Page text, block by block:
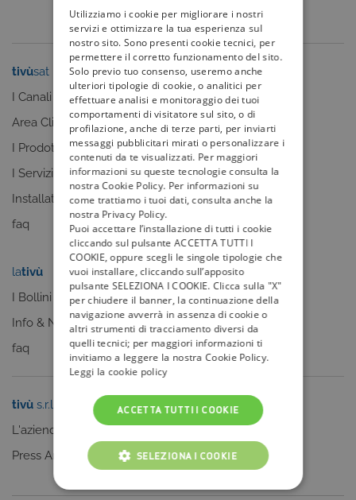
tivùsat
I Canali
Area Clienti
I Prodotti
I Servizi
Installatori
faq
tivùla guida
I programmi
I canali
La Guida +
faq
lativù
I Bollini
Info & News
faq
mytivù
tivù s.r.l.
L'azienda
Press Area
Sei un editore?
Clicca qui
Utilizziamo i cookie per migliorare i nostri
servizi e ottimizzare la tua esperienza sul
nostro sito. Sono presenti cookie tecnici, per
permettere il corretto funzionamento del sito.
Solo previo tuo consenso, useremo anche
ulteriori tipologie di cookie, o analitici per
effettuare analisi e monitoraggio dei tuoi
comportamenti di visitatore sul sito, o di
profilazione, anche di terze parti, per inviarti
messaggi pubblicitari mirati o personalizzare i
contenuti da te visualizzati. Per maggiori
informazioni su queste tecnologie consulta la
nostra Cookie Policy. Per informazioni su
come trattiamo i tuoi dati, consulta anche la
nostra Privacy Policy.
Puoi accettare l’installazione di tutti i cookie
cliccando sul pulsante ACCETTA TUTTI I
COOKIE, oppure scegli le singole tipologie che
vuoi installare, cliccando sull’apposito
pulsante SELEZIONA I COOKIE. Clicca sulla "X"
per chiudere il banner, la continuazione della
navigazione avverrà in assenza di cookie o
altri strumenti di tracciamento diversi da
quelli tecnici; per maggiori informazioni ti
invitiamo a leggere la nostra Cookie Policy.
Leggi la cookie policy
ACCETTA TUTTI I COOKIE
SELEZIONA I COOKIE
COOKIE TECNICI